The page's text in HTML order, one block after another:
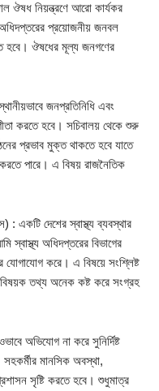
ঔষধ নিয়ন্ত্রণে আরো কার্যকর
প্রয়োজনীয় জনবল
হবে। ঔষধের মূল্য জনগণের
জনপ্রতিনিধি এবং
করতে হবে। সচিবালয় থেকে শুরু
প্রভাব মুক্ত থাকতে হবে যাতে
পারে। এ বিষয় রাজনৈতিক
একটি দেশের স্বাস্থ্য ব্যবস্থার
অধিদপ্তরের বিভাগের
করে। এ বিষয়ে সংশ্লিষ্ট
বিষয়ক তথ্য অনেক কষ্ট করে সংগ্রহ
অভিযোগ না করে সুনির্দিষ্ট
সহকর্মীর মানসিক অবস্থা,
সৃষ্টি করতে হবে। শুধুমাত্র